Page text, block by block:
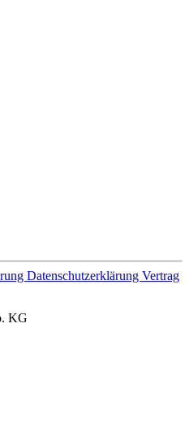
Datenschutzerklärung Vertrag
KG